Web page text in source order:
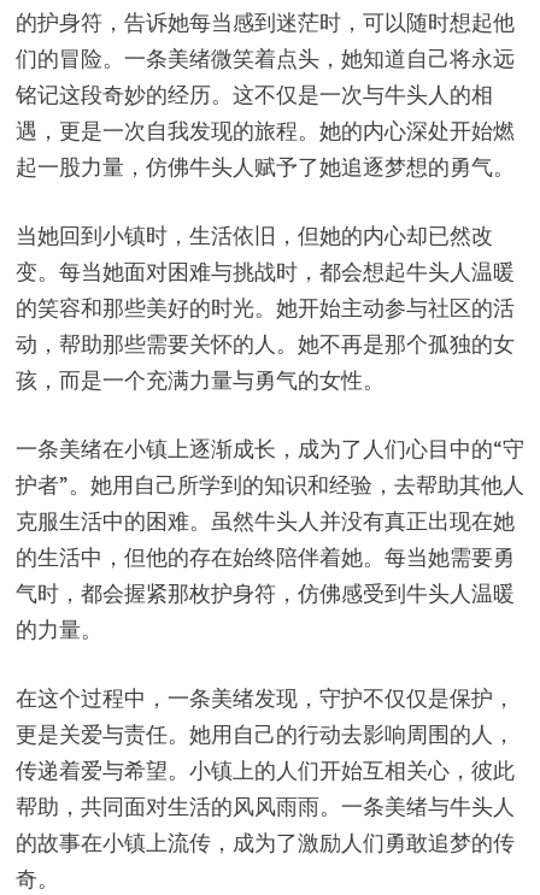
的护身符，告诉她每当感到迷茫时，可以随时想起他
们的冒险。一条美绪微笑着点头，她知道自己将永远
铭记这段奇妙的经历。这不仅是一次与牛头人的相
遇，更是一次自我发现的旅程。她的内心深处开始燃
起一股力量，仿佛牛头人赋予了她追逐梦想的勇气。
当她回到小镇时，生活依旧，但她的内心却已然改
变。每当她面对困难与挑战时，都会想起牛头人温暖
的笑容和那些美好的时光。她开始主动参与社区的活
动，帮助那些需要关怀的人。她不再是那个孤独的女
孩，而是一个充满力量与勇气的女性。
一条美绪在小镇上逐渐成长，成为了人们心目中的“守
护者”。她用自己所学到的知识和经验，去帮助其他人
克服生活中的困难。虽然牛头人并没有真正出现在她
的生活中，但他的存在始终陪伴着她。每当她需要勇
气时，都会握紧那枚护身符，仿佛感受到牛头人温暖
的力量。
在这个过程中，一条美绪发现，守护不仅仅是保护，
更是关爱与责任。她用自己的行动去影响周围的人，
传递着爱与希望。小镇上的人们开始互相关心，彼此
帮助，共同面对生活的风风雨雨。一条美绪与牛头人
的故事在小镇上流传，成为了激励人们勇敢追梦的传
奇。